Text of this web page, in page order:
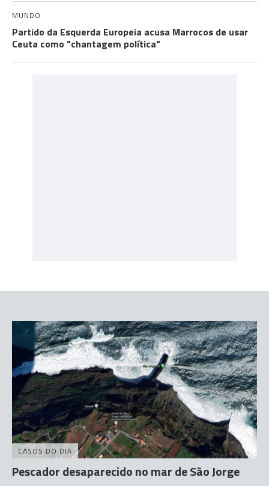
MUNDO
Partido da Esquerda Europeia acusa Marrocos de usar
Ceuta como "chantagem política"
CASOS DO DIA
Pescador desaparecido no mar de São Jorge